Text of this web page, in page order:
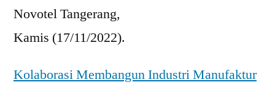
Novotel Tangerang,
Kamis (17/11/2022).
Kolaborasi Membangun Industri Manufaktur